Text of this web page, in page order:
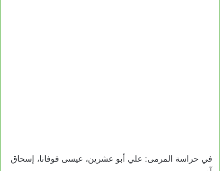
في حراسة المرمى: علي أبو عشرين، عيسى فوفانا، إسحاق